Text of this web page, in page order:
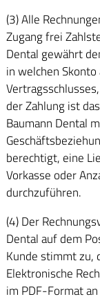
(3) Alle
Zugang frei
Dental gewährt
in welchen
der Zahlung ist
Baumann Dental
berechtigt, eine
Vorkasse oder
durchzuführen.
(4) Der
Dental auf dem
Kunde stimmt zu,
Elektronische
im PDF-Format